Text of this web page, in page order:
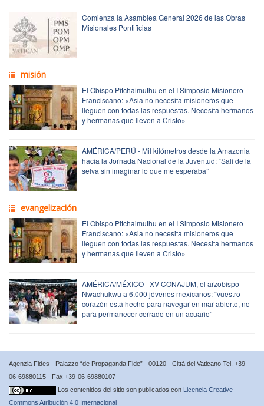
Comienza la Asamblea General 2026 de las Obras
Misionales Pontificias
misión
El Obispo Pitchaimuthu en el I Simposio Misionero
Franciscano: «Asia no necesita misioneros que
lleguen con todas las respuestas. Necesita hermanos
y hermanas que lleven a Cristo»
AMÉRICA/PERÚ - Mil kilómetros desde la Amazonia
hacia la Jornada Nacional de la Juventud: “Salí de la
selva sin imaginar lo que me esperaba”
evangelización
El Obispo Pitchaimuthu en el I Simposio Misionero
Franciscano: «Asia no necesita misioneros que
lleguen con todas las respuestas. Necesita hermanos
y hermanas que lleven a Cristo»
AMÉRICA/MÉXICO - XV CONAJUM, el arzobispo
Nwachukwu a 6.000 jóvenes mexicanos: “vuestro
corazón está hecho para navegar en mar abierto, no
para permanecer cerrado en un acuario”
Agenzia Fides - Palazzo “de Propaganda Fide” - 00120 - Città del Vaticano Tel. +39-
06-69880115 - Fax +39-06-69880107
Los contenidos del sitio son publicados con Licencia Creative
Commons Atribución 4.0 Internacional